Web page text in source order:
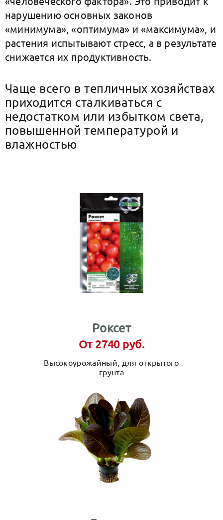
нарушению основных законов
«минимума», «оптимума» и «максимума», и
растения испытывают стресс, а в результате
снижается их продуктивность.
Чаще всего в тепличных хозяйствах
приходится сталкиваться с
недостатком или избытком света,
повышенной температурой и
влажностью
Роксет
От 2740 руб.
Высокоурожайный, для открытого
грунта